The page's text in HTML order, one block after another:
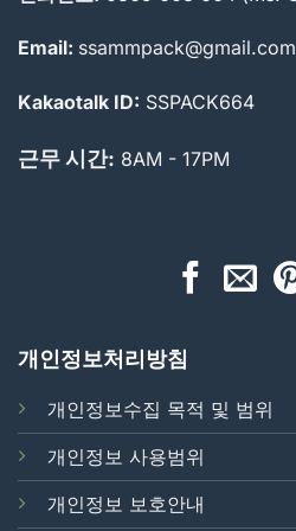
Email: ssammpack@gmail.com
Kakaotalk ID: SSPACK664
근무 시간: 8AM - 17PM
개인정보처리방침
개인정보수집 목적 및 범위
개인정보 사용범위
개인정보 보호안내